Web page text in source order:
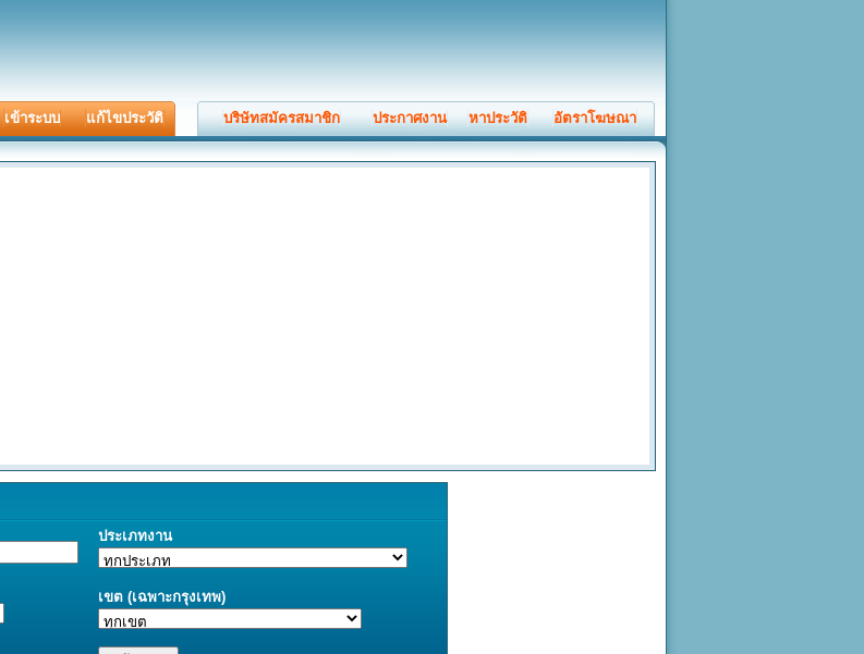
เข้าระบบ แก้ไขประวัติ บริษัทสมัครสมาชิก ประกาศงาน หาประวัติ อัตราโฆษณา
ประเภทงาน
เขต (เฉพาะกรุงเทพ)